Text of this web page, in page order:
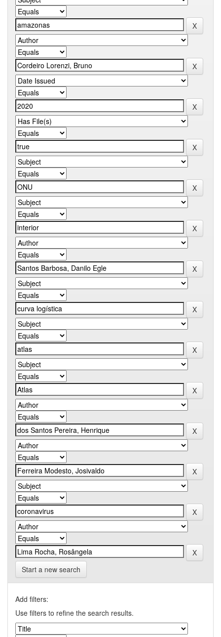
Start a new search
Add filters:
Use filters to refine the search results.